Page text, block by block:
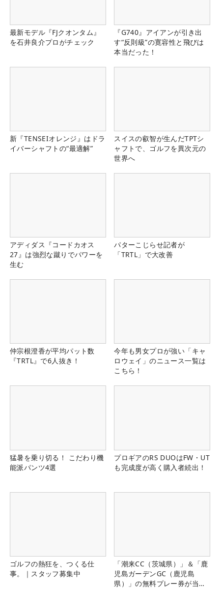
最新モデル『FJクオンタム』
を石井良介プロがチェック
『G740』アイアンが引き出
す“反則級”の寛容性と飛びは
本当だった！
新『TENSEIオレンジ』はドラ
イバーシャフトの“最適解”
スイスの叡智が生んだTPTシ
ャフトで、ゴルフを異次元の
世界へ
アディダス『コードカオス
27』は強烈な蹴りでパワーを
生む
パターこじらせ記者が
「TRTL」で大改善
仲宗根澄香が平均パット数
『TRTL』で6人抜き！
今年も男女プロが強い「キャ
ロウェイ」のニュース一覧は
こちら！
猛暑を乗り切る！ こだわり機
能派パンツ4選
プロギアのRS DUOはFW・UT
も完成度が高く購入者続出！
ゴルフの熱狂を、つくる仕
事。｜スタッフ募集中
「潮来CC（茨城県）」＆「鹿
児島ガーデンGC（鹿児島
県）」の無料プレー券が当た